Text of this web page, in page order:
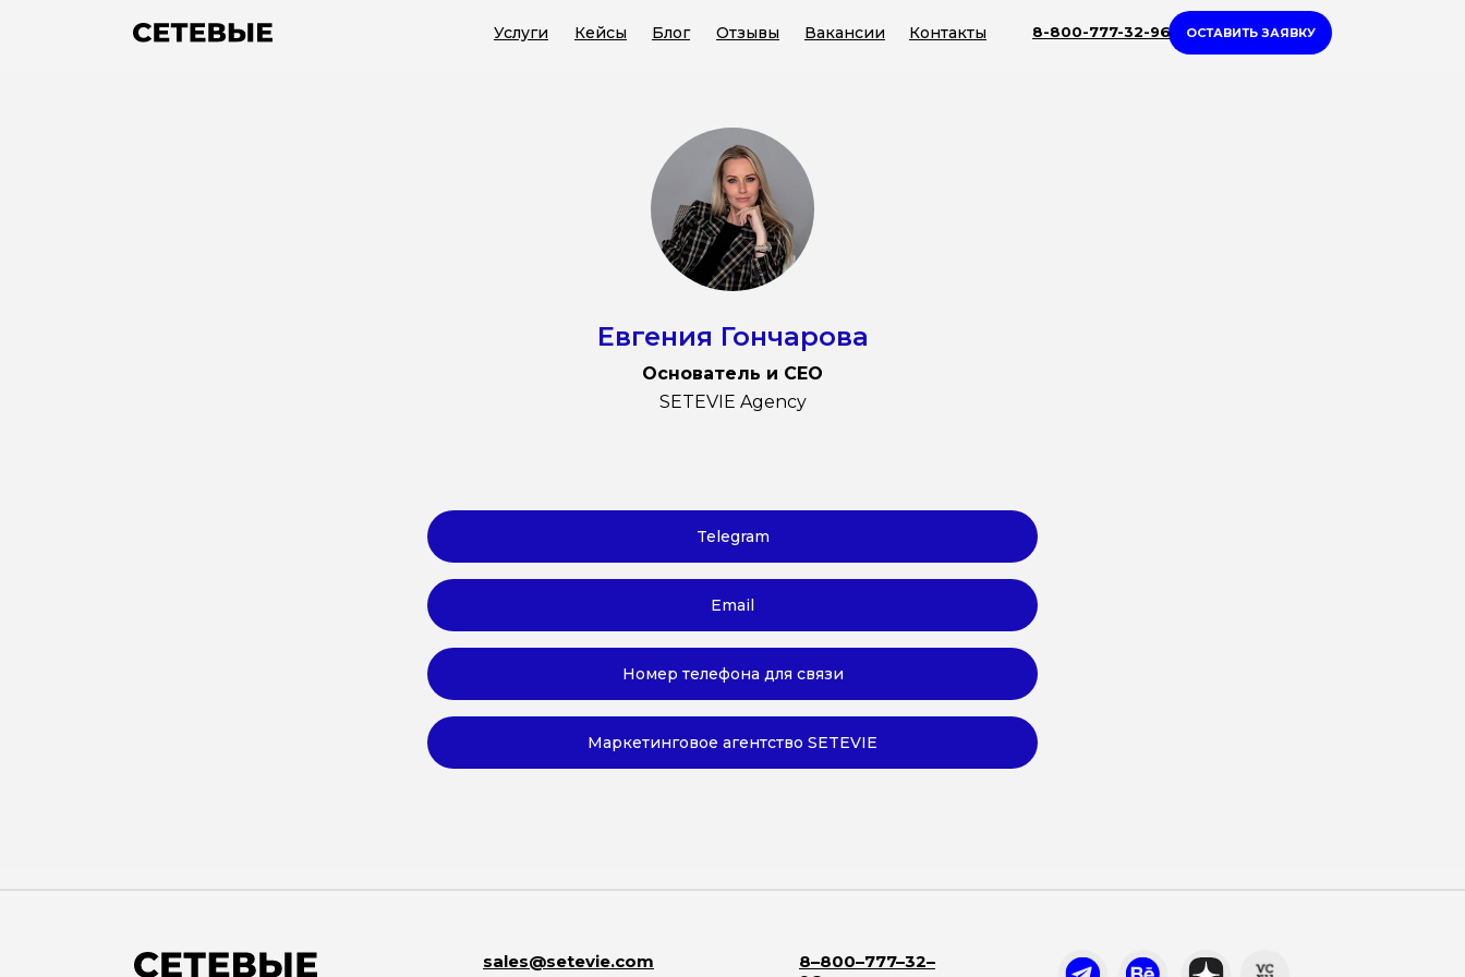
Контакты
Вакансии
Отзывы
Блог
Кейсы
Услуги ОСТАВИТЬ ЗАЯВКУ
8-800-777-32-96
Евгения Гончарова
Основатель и CEO
SETEVIE Agency
Telegram
Email
Номер телефона для связи
Маркетинговое агентство SETEVIE
8–800–777–32–
sales@setevie.com